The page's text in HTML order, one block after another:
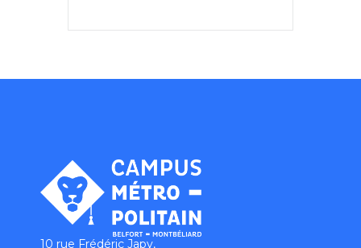
10 rue Frédéric Japy,